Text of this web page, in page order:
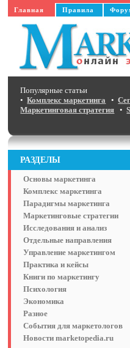
Главная Правила
Популярные статьи
•Комплекс маркетинга •
Маркетинговая стратегия •
РАЗДЕЛЫ
Основы маркетинга
Комплекс маркетинга
Парадигмы маркетинга
Маркетинговые стратегии
Исследования и анализ
Отдельные направления
Управление маркетингом
Практика и кейсы
Книги по маркетингу
Психология
Экономика
Разное
События для маркетологов
Новости marketopedia.ru